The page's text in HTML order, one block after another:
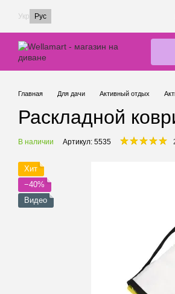
Перейти к основному контенту
Укр Рус
Главная Для дачи Активный отдых
Раскладной
В наличии Артикул: 5535
Хит
−40%
Видео